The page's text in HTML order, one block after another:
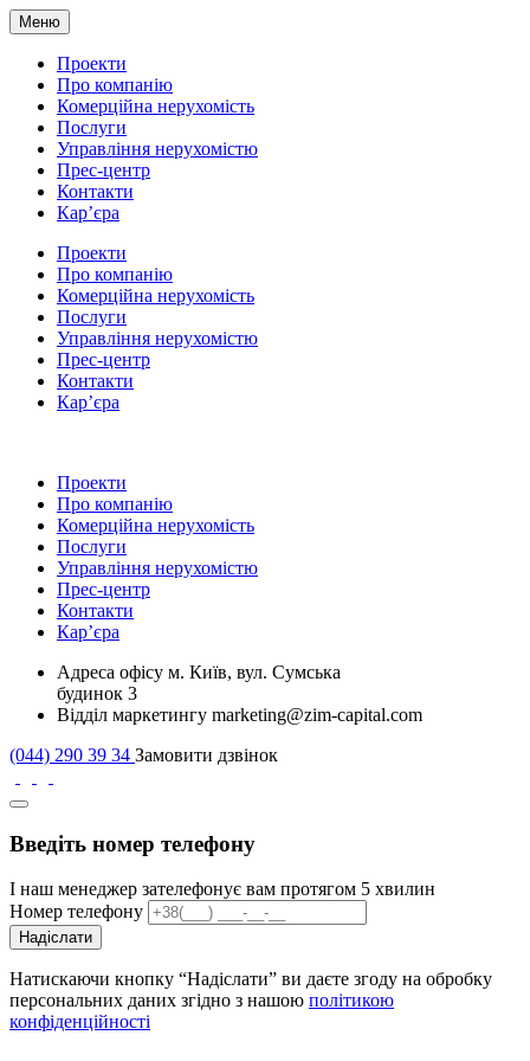
Меню
Проекти
Про компанію
Комерційна нерухомість
Послуги
Управління нерухомістю
Прес-центр
Контакти
Кар’єра
Проекти
Про компанію
Комерційна нерухомість
Послуги
Управління нерухомістю
Прес-центр
Контакти
Кар’єра
Проекти
Про компанію
Комерційна нерухомість
Послуги
Управління нерухомістю
Прес-центр
Контакти
Кар’єра
Адреса офісу м. Київ, вул. Сумська
будинок 3
Відділ маркетингу marketing@zim-capital.com
(044) 290 39 34 Замовити дзвінок
Введіть номер телефону
І наш менеджер зателефонує вам протягом 5 хвилин
Номер телефону
Надіслати
Натискаючи кнопку “Надіслати” ви даєте згоду на обробку
персональних даних згідно з нашою політикою
конфіденційності